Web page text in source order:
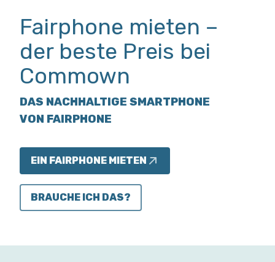
Fairphone mieten –
der beste Preis bei
Commown
DAS NACHHALTIGE SMARTPHONE
VON FAIRPHONE
EIN FAIRPHONE MIETEN
BRAUCHE ICH DAS?